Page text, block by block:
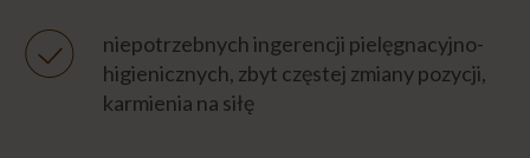
niepotrzebnych ingerencji pielęgnacyjno-
higienicznych, zbyt częstej zmiany pozycji,
karmienia na siłę